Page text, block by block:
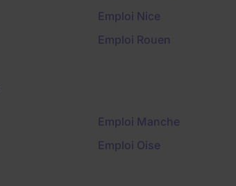
Emploi Nice
Emploi Rouen
Emploi Manche
Emploi Oise